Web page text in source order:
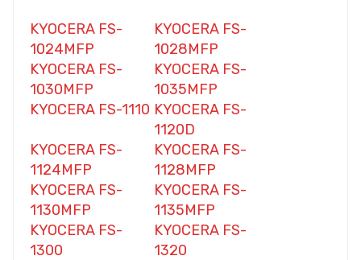
KYOCERA FS-
1024MFP
KYOCERA FS-
1028MFP
KYOCERA FS-
1030MFP
KYOCERA FS-
1035MFP
KYOCERA FS-1110 KYOCERA FS-
1120D
KYOCERA FS-
1124MFP
KYOCERA FS-
1128MFP
KYOCERA FS-
1130MFP
KYOCERA FS-
1135MFP
KYOCERA FS-
1300
KYOCERA FS-
1320